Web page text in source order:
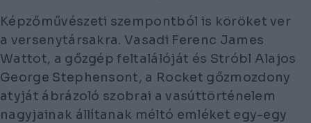
Képzőművészeti szempontból is köröket ver
a versenytársakra. Vasadi Ferenc James
Wattot, a gőzgép feltalálóját és Stróbl Alajos
George Stephensont, a Rocket gőzmozdony
atyját ábrázoló szobrai a vasúttörténelem
nagyjainak állítanak méltó emléket egy-egy